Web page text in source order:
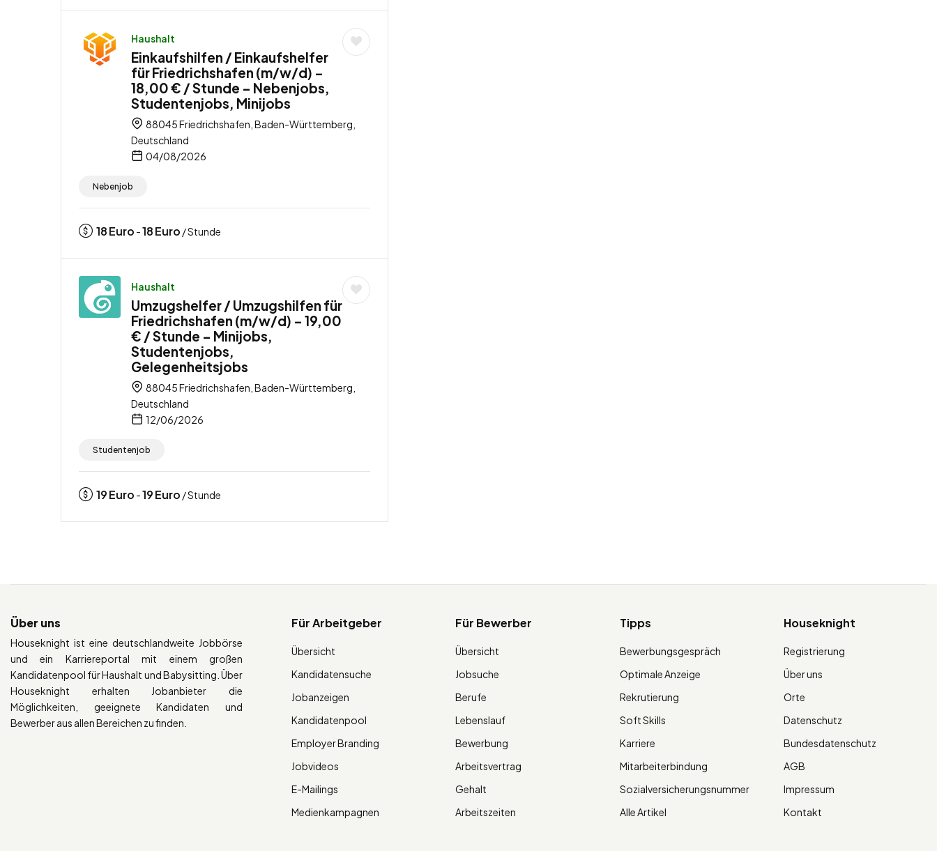
Haushalt
Einkaufshilfen / Einkaufshelfer
für Friedrichshafen (m/w/d) –
18,00 € / Stunde – Nebenjobs,
Studentenjobs, Minijobs
88045 Friedrichshafen, Baden-Württemberg,
Deutschland
04/08/2026
Nebenjob
18Euro -18Euro / Stunde
Haushalt
Umzugshelfer / Umzugshilfen für
Friedrichshafen (m/w/d) – 19,00
€ / Stunde – Minijobs,
Studentenjobs,
Gelegenheitsjobs
88045 Friedrichshafen, Baden-Württemberg,
Deutschland
12/06/2026
Studentenjob
19Euro -19Euro / Stunde
Über uns
Houseknight ist eine deutschlandweite Jobbörse
und ein Karriereportal mit einem großen
Kandidatenpool für Haushalt und Babysitting. Über
Houseknight erhalten Jobanbieter die
Möglichkeiten, geeignete Kandidaten und
Bewerber aus allen Bereichen zu finden.
Für Arbeitgeber
Übersicht
Kandidatensuche
Jobanzeigen
Kandidatenpool
Employer Branding
Jobvideos
E-Mailings
Medienkampagnen
Für Bewerber
Übersicht
Jobsuche
Berufe
Lebenslauf
Bewerbung
Arbeitsvertrag
Gehalt
Arbeitszeiten
Tipps
Bewerbungsgespräch
Optimale Anzeige
Rekrutierung
Soft Skills
Karriere
Mitarbeiterbindung
Sozialversicherungsnummer
Alle Artikel
Houseknight
Registrierung
Über uns
Orte
Datenschutz
Bundesdatenschutz
AGB
Impressum
Kontakt